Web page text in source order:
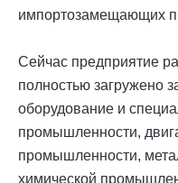
импортозамещающих
Сейчас предприятие
полностью загружено
оборудование и
промышленности,
промышленности,
химической